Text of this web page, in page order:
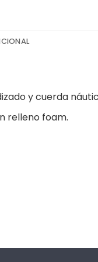
y cuerda
relleno foam.